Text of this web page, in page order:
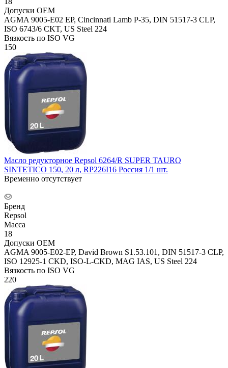
Допуски OEM
AGMA 9005-E02 EP, Cincinnati Lamb P-35, DIN 51517-3 CLP,
ISO 6743/6 CKT, US Steel 224
Вязкость по ISO VG
150
Масло редукторное Repsol 6264/R SUPER TAURO
SINTETICO 150, 20 л, RP226I16 Россия 1/1 шт.
Временно отсутствует
Бренд
Repsol
Масса
18
Допуски OEM
AGMA 9005-E02-EP, David Brown S1.53.101, DIN 51517-3 CLP,
ISO 12925-1 CKD, ISO-L-CKD, MAG IAS, US Steel 224
Вязкость по ISO VG
220